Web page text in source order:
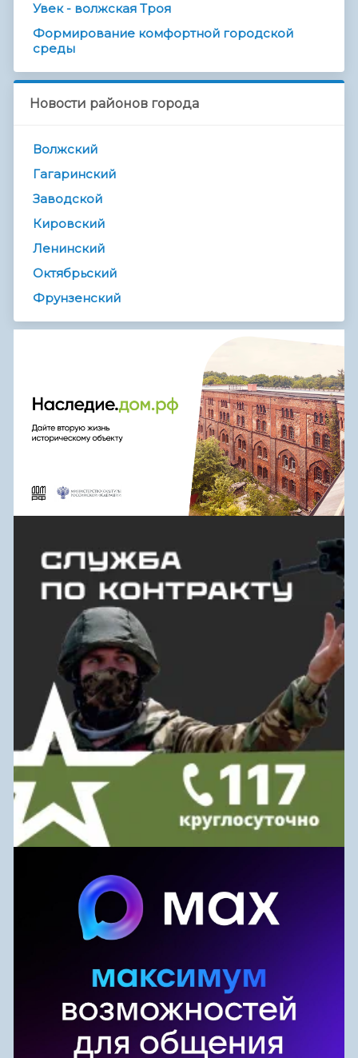
Увек - волжская Троя
Формирование комфортной городской
среды
Новости районов города
Волжский
Гагаринский
Заводской
Кировский
Ленинский
Октябрьский
Фрунзенский